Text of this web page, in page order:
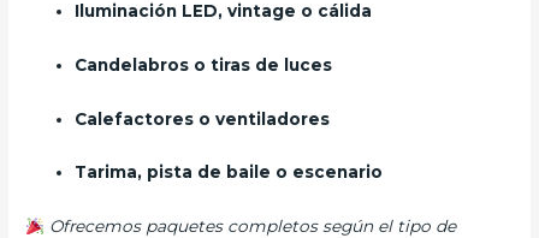
Iluminación LED, vintage o cálida
Candelabros o tiras de luces
Calefactores o ventiladores
Tarima, pista de baile o escenario
Ofrecemos paquetes completos según el tipo de